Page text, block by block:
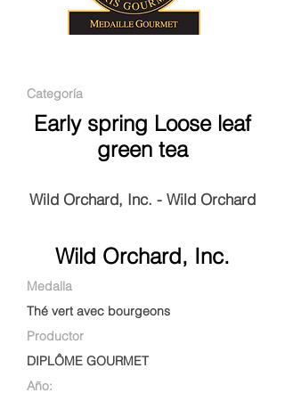
Categoría
Early spring Loose leaf
green tea
Wild Orchard, Inc. - Wild Orchard
Wild Orchard, Inc.
Medalla
Thé vert avec bourgeons
Productor
DIPLÔME GOURMET
Año: